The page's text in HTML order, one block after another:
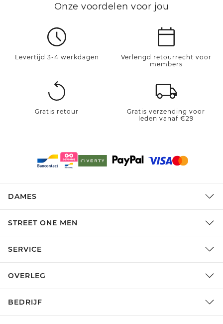
Onze voordelen voor jou
Levertijd 3-4 werkdagen
Verlengd retourrecht voor
members
Gratis retour
Gratis verzending voor
leden vanaf €29
DAMES
STREET ONE MEN
SERVICE
OVERLEG
BEDRIJF